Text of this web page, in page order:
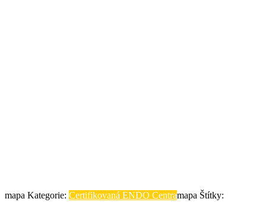
mapa Kategorie: Certifikovaná ENDO Centramapa Štítky: